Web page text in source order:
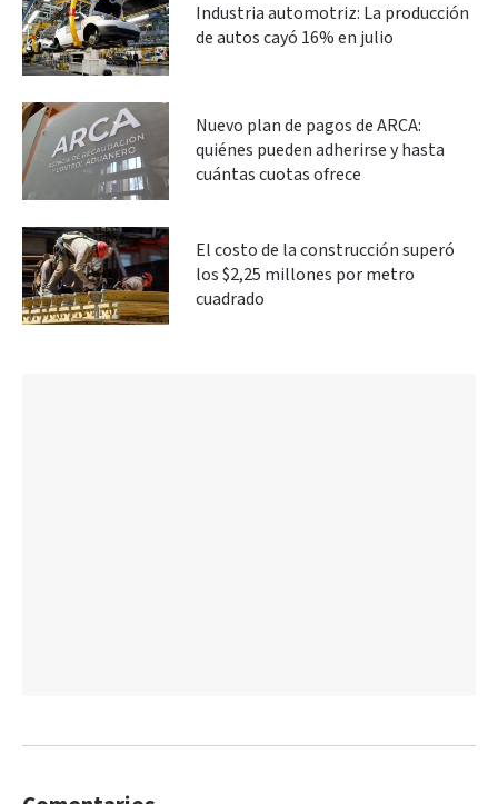
Industria automotriz: La producción
de autos cayó 16% en julio
Nuevo plan de pagos de ARCA:
quiénes pueden adherirse y hasta
cuántas cuotas ofrece
El costo de la construcción superó
los $2,25 millones por metro
cuadrado